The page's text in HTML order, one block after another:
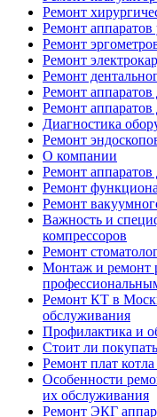
Ремонт
Ремонт аппаратов
Ремонт
Ремонт
Ремонт
Ремонт аппаратов
Ремонт
Диагностика
Ремонт
О компании
Ремонт аппаратов
Ремонт
Ремонт
Важность и
компрессоров
Ремонт
Монтаж и ремонт
Ремонт КТ в
обслуживания
Профилактика и
Стоит ли
Ремонт плат
Особенности
их обслуживания
Ремонт ЭКГ